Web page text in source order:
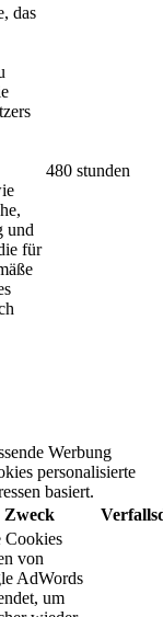
das
und
für
480 stunden
Werbung
personalisierte
basiert.
Zweck
Cookies
von
AdWords
um